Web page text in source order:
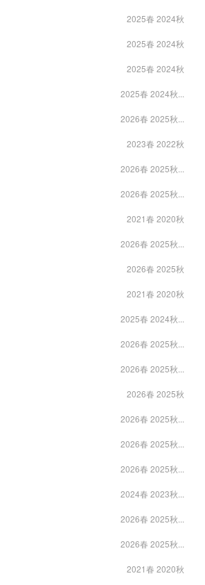
2025春 2024秋
2025春 2024秋
2025春 2024秋
2025春 2024秋...
2026春 2025秋...
2023春 2022秋
2026春 2025秋...
2026春 2025秋...
2021春 2020秋
2026春 2025秋...
2026春 2025秋
2021春 2020秋
2025春 2024秋...
2026春 2025秋...
2026春 2025秋...
2026春 2025秋
2026春 2025秋...
2026春 2025秋...
2026春 2025秋...
2024春 2023秋...
2026春 2025秋...
2026春 2025秋...
2021春 2020秋